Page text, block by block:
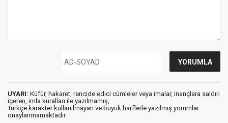
UYARI: Küfür, hakaret, rencide edici cümleler veya imalar, inançlara saldırı
içeren, imla kuralları ile yazılmamış,
Türkçe karakter kullanılmayan ve büyük harflerle yazılmış yorumlar
onaylanmamaktadır.